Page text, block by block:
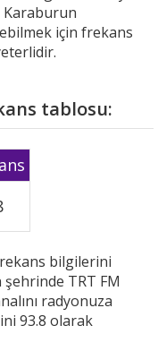
Karaburun
için frekans
tablosu:
bilgilerini
TRT FM
radyonuza
93.8 olarak